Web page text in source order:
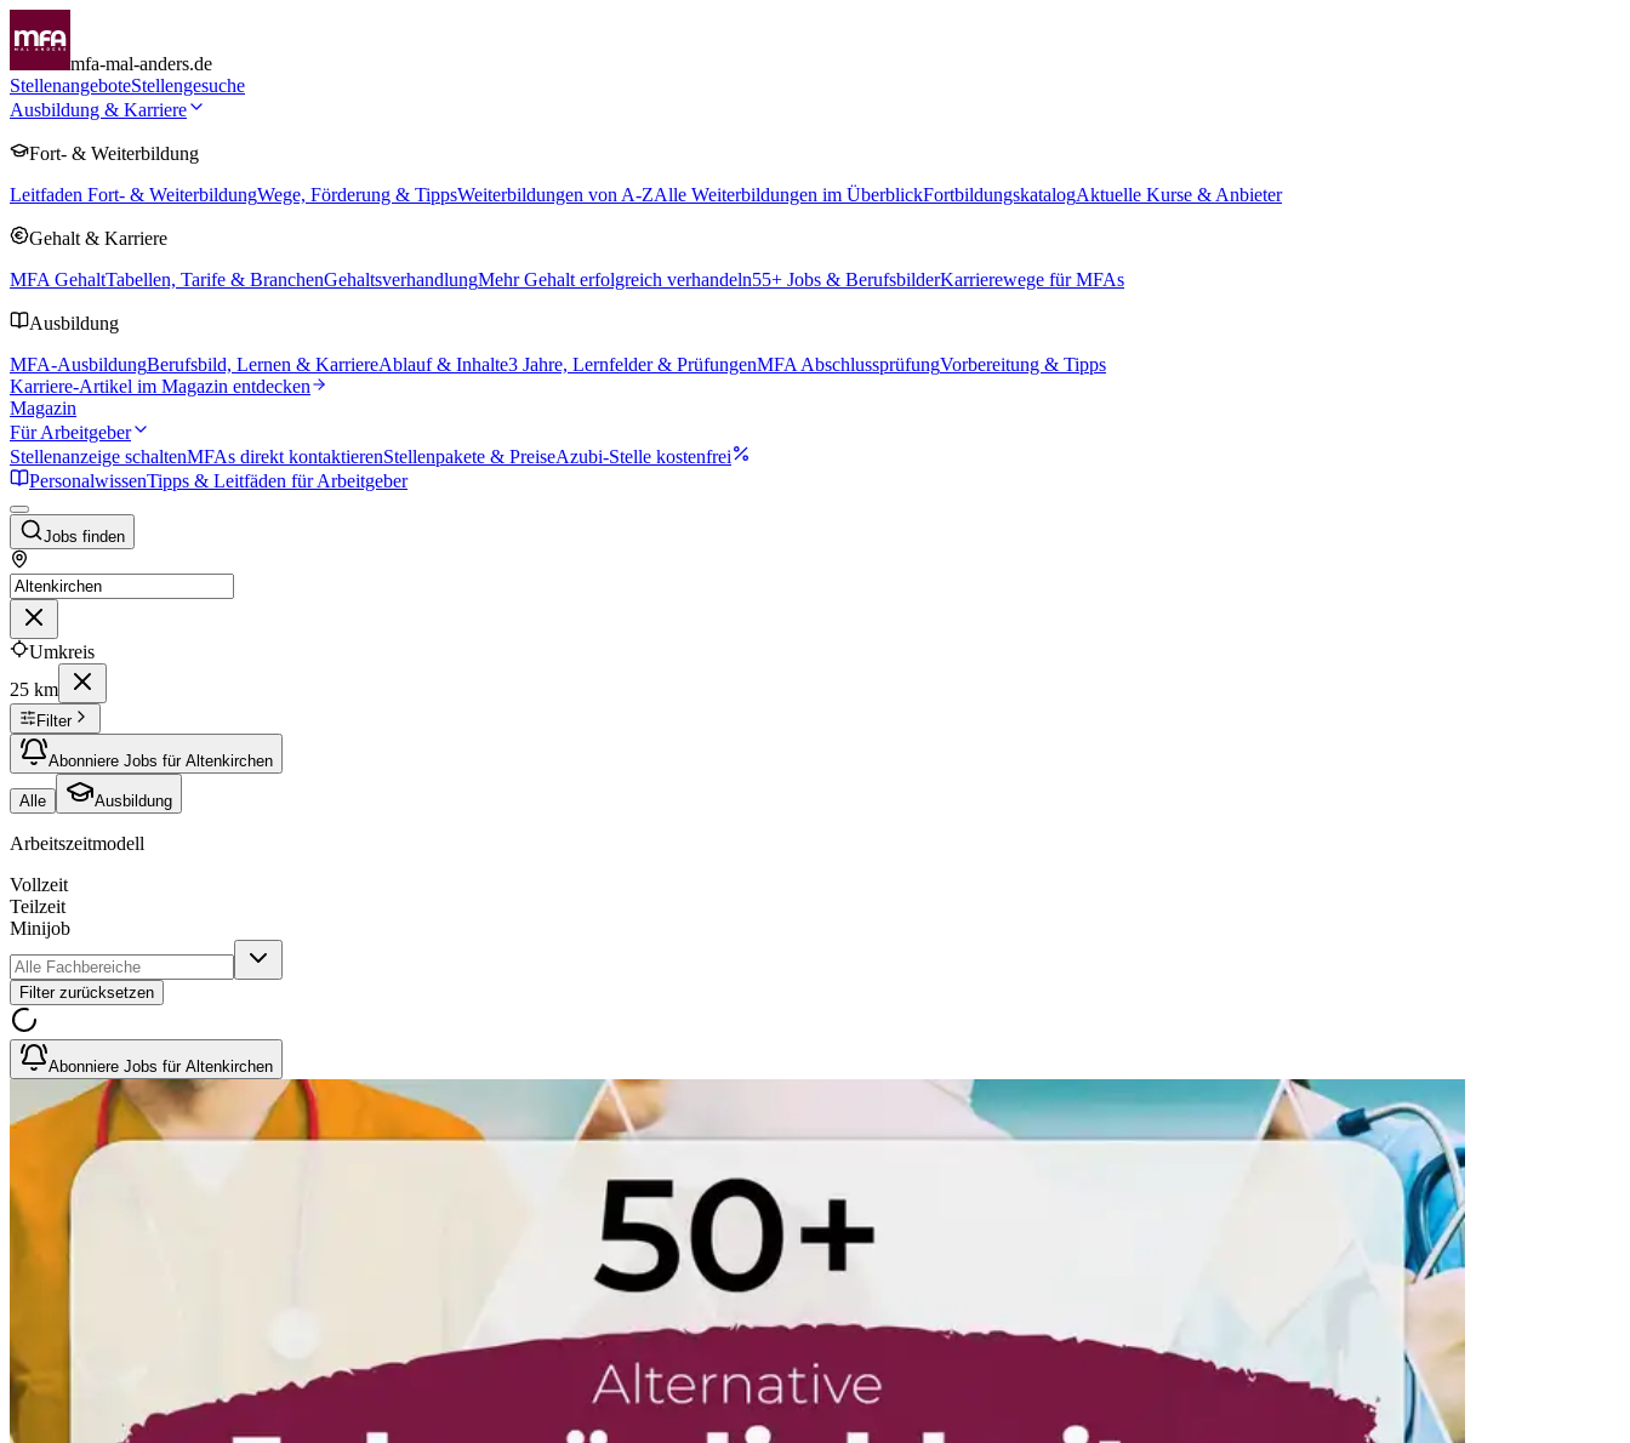
mfa-mal-anders.de
StellenangeboteStellengesuche
Ausbildung & Karriere
Fort- & Weiterbildung
Leitfaden Fort- & WeiterbildungWege, Förderung & TippsWeiterbildungen von A-ZAlle Weiterbildungen im ÜberblickFortbildungskatalogAktuelle Kurse & Anbieter
Gehalt & Karriere
MFA GehaltTabellen, Tarife & BranchenGehaltsverhandlungMehr Gehalt erfolgreich verhandeln55+ Jobs & BerufsbilderKarrierewege für MFAs
Ausbildung
MFA-AusbildungBerufsbild, Lernen & KarriereAblauf & Inhalte3 Jahre, Lernfelder & PrüfungenMFA AbschlussprüfungVorbereitung & Tipps
Karriere-Artikel im Magazin entdecken
Magazin
Für Arbeitgeber
Stellenanzeige schaltenMFAs direkt kontaktierenStellenpakete & PreiseAzubi-Stelle kostenfrei
PersonalwissenTipps & Leitfäden für Arbeitgeber
Jobs finden
Umkreis
25 km
Filter
Abonniere Jobs für Altenkirchen
Alle Ausbildung
Arbeitszeitmodell
Vollzeit
Teilzeit
Minijob
Filter zurücksetzen
Abonniere Jobs für Altenkirchen